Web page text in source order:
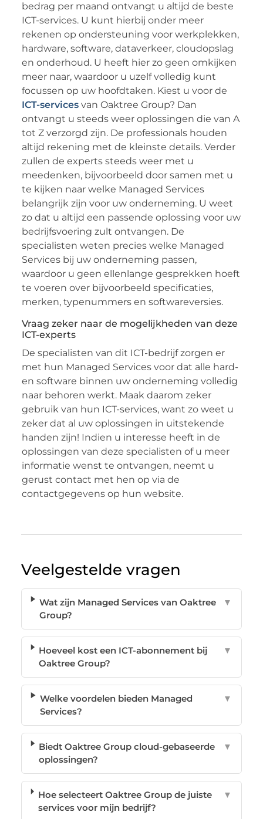
bedrag per maand ontvangt u altijd de beste
ICT-services. U kunt hierbij onder meer
rekenen op ondersteuning voor werkplekken,
hardware, software, dataverkeer, cloudopslag
en onderhoud. U heeft hier zo geen omkijken
meer naar, waardoor u uzelf volledig kunt
focussen op uw hoofdtaken. Kiest u voor de
ICT-servicesvan Oaktree Group? Dan
ontvangt u steeds weer oplossingen die van A
tot Z verzorgd zijn. De professionals houden
altijd rekening met de kleinste details. Verder
zullen de experts steeds weer met u
meedenken, bijvoorbeeld door samen met u
te kijken naar welke Managed Services
belangrijk zijn voor uw onderneming. U weet
zo dat u altijd een passende oplossing voor uw
bedrijfsvoering zult ontvangen. De
specialisten weten precies welke Managed
Services bij uw onderneming passen,
waardoor u geen ellenlange gesprekken hoeft
te voeren over bijvoorbeeld specificaties,
merken, typenummers en softwareversies.
Vraag zeker naar de mogelijkheden van deze
ICT-experts
De specialisten van dit ICT-bedrijf zorgen er
met hun Managed Services voor dat alle hard-
en software binnen uw onderneming volledig
naar behoren werkt. Maak daarom zeker
gebruik van hun ICT-services, want zo weet u
zeker dat al uw oplossingen in uitstekende
handen zijn! Indien u interesse heeft in de
oplossingen van deze specialisten of u meer
informatie wenst te ontvangen, neemt u
gerust contact met hen op via de
contactgegevens op hun website.
Veelgestelde vragen
Wat zijn Managed Services van Oaktree
Group?
▼
Hoeveel kost een ICT-abonnement bij
Oaktree Group?
▼
Welke voordelen bieden Managed
Services?
▼
Biedt Oaktree Group cloud-gebaseerde
oplossingen?
▼
Hoe selecteert Oaktree Group de juiste
services voor mijn bedrijf?
▼